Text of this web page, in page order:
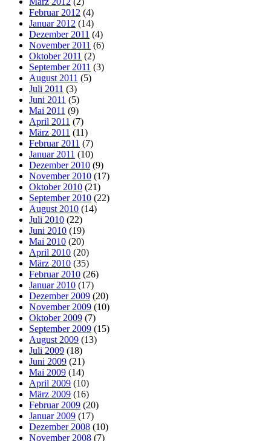
Februar 2012 (4)
Januar 2012 (14)
Dezember 2011 (4)
November 2011 (6)
Oktober 2011 (2)
September 2011 (3)
August 2011 (5)
Juli 2011 (3)
Juni 2011 (5)
Mai 2011 (9)
April 2011 (7)
März 2011 (11)
Februar 2011 (7)
Januar 2011 (10)
Dezember 2010 (9)
November 2010 (17)
Oktober 2010 (21)
September 2010 (22)
August 2010 (14)
Juli 2010 (22)
Juni 2010 (19)
Mai 2010 (20)
April 2010 (20)
März 2010 (35)
Februar 2010 (26)
Januar 2010 (17)
Dezember 2009 (20)
November 2009 (10)
Oktober 2009 (7)
September 2009 (15)
August 2009 (13)
Juli 2009 (18)
Juni 2009 (21)
Mai 2009 (14)
April 2009 (10)
März 2009 (16)
Februar 2009 (20)
Januar 2009 (17)
Dezember 2008 (10)
November 2008 (7)